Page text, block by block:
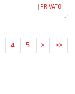
PRIVATO
4 5 > >>